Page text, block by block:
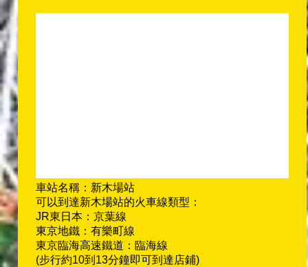
車站名稱：新木場站
可以到達新木場站的火車線類型：
JR東日本：京葉線
東京地鐵：有樂町線
東京臨海高速鐵道：臨海線
(步行約10到13分鐘即可到達店鋪)